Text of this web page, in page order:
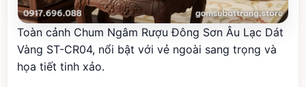
Toàn cảnh Chum Ngâm Rượu Đông Sơn Âu Lạc Dát
Vàng ST-CR04, nổi bật với vẻ ngoài sang trọng và
họa tiết tinh xảo.